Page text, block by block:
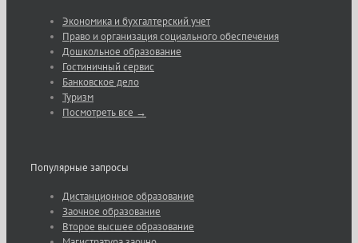
Экономика и бухгалтерский учет
Право и организация социального обеспечения
Дошкольное образование
Гостиничный сервис
Банковское дело
Туризм
Посмотреть все →
Популярные запросы
Дистанционное образование
Заочное образование
Второе высшее образование